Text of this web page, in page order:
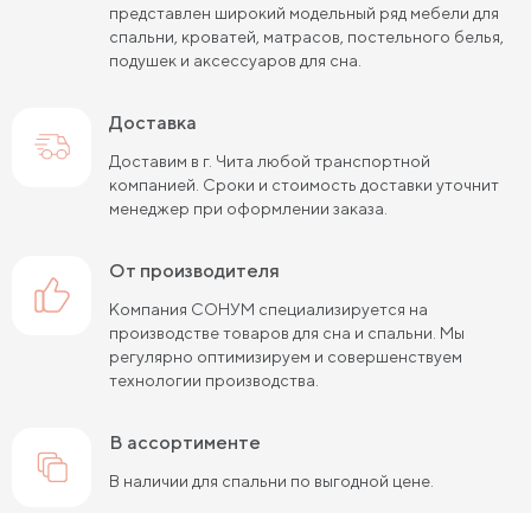
представлен широкий модельный ряд мебели для
спальни, кроватей, матрасов, постельного белья,
подушек и аксессуаров для сна.
Доставка
Доставим в г. Чита любой транспортной
компанией. Сроки и стоимость доставки уточнит
менеджер при оформлении заказа.
от производителя
Компания СОНУМ специализируется на
производстве товаров для сна и спальни. Мы
регулярно оптимизируем и совершенствуем
технологии производства.
в ассортименте
В наличии для спальни по выгодной цене.